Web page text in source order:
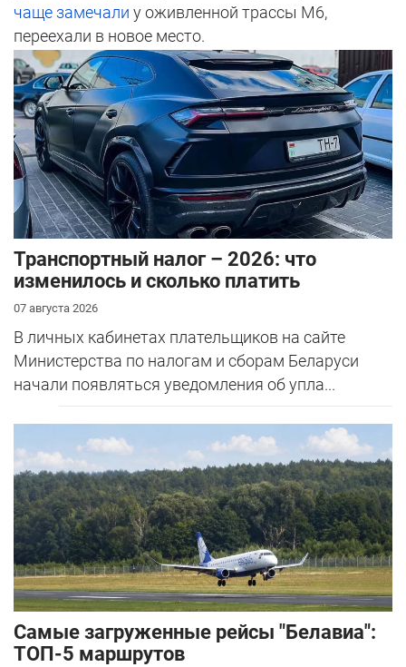
чаще замечали у оживленной трассы М6,
переехали в новое место.
Транспортный налог – 2026: что
изменилось и сколько платить
07 августа 2026
В личных кабинетах плательщиков на сайте
Министерства по налогам и сборам Беларуси
начали появляться уведомления об упла...
Самые загруженные рейсы "Белавиа":
ТОП-5 маршрутов